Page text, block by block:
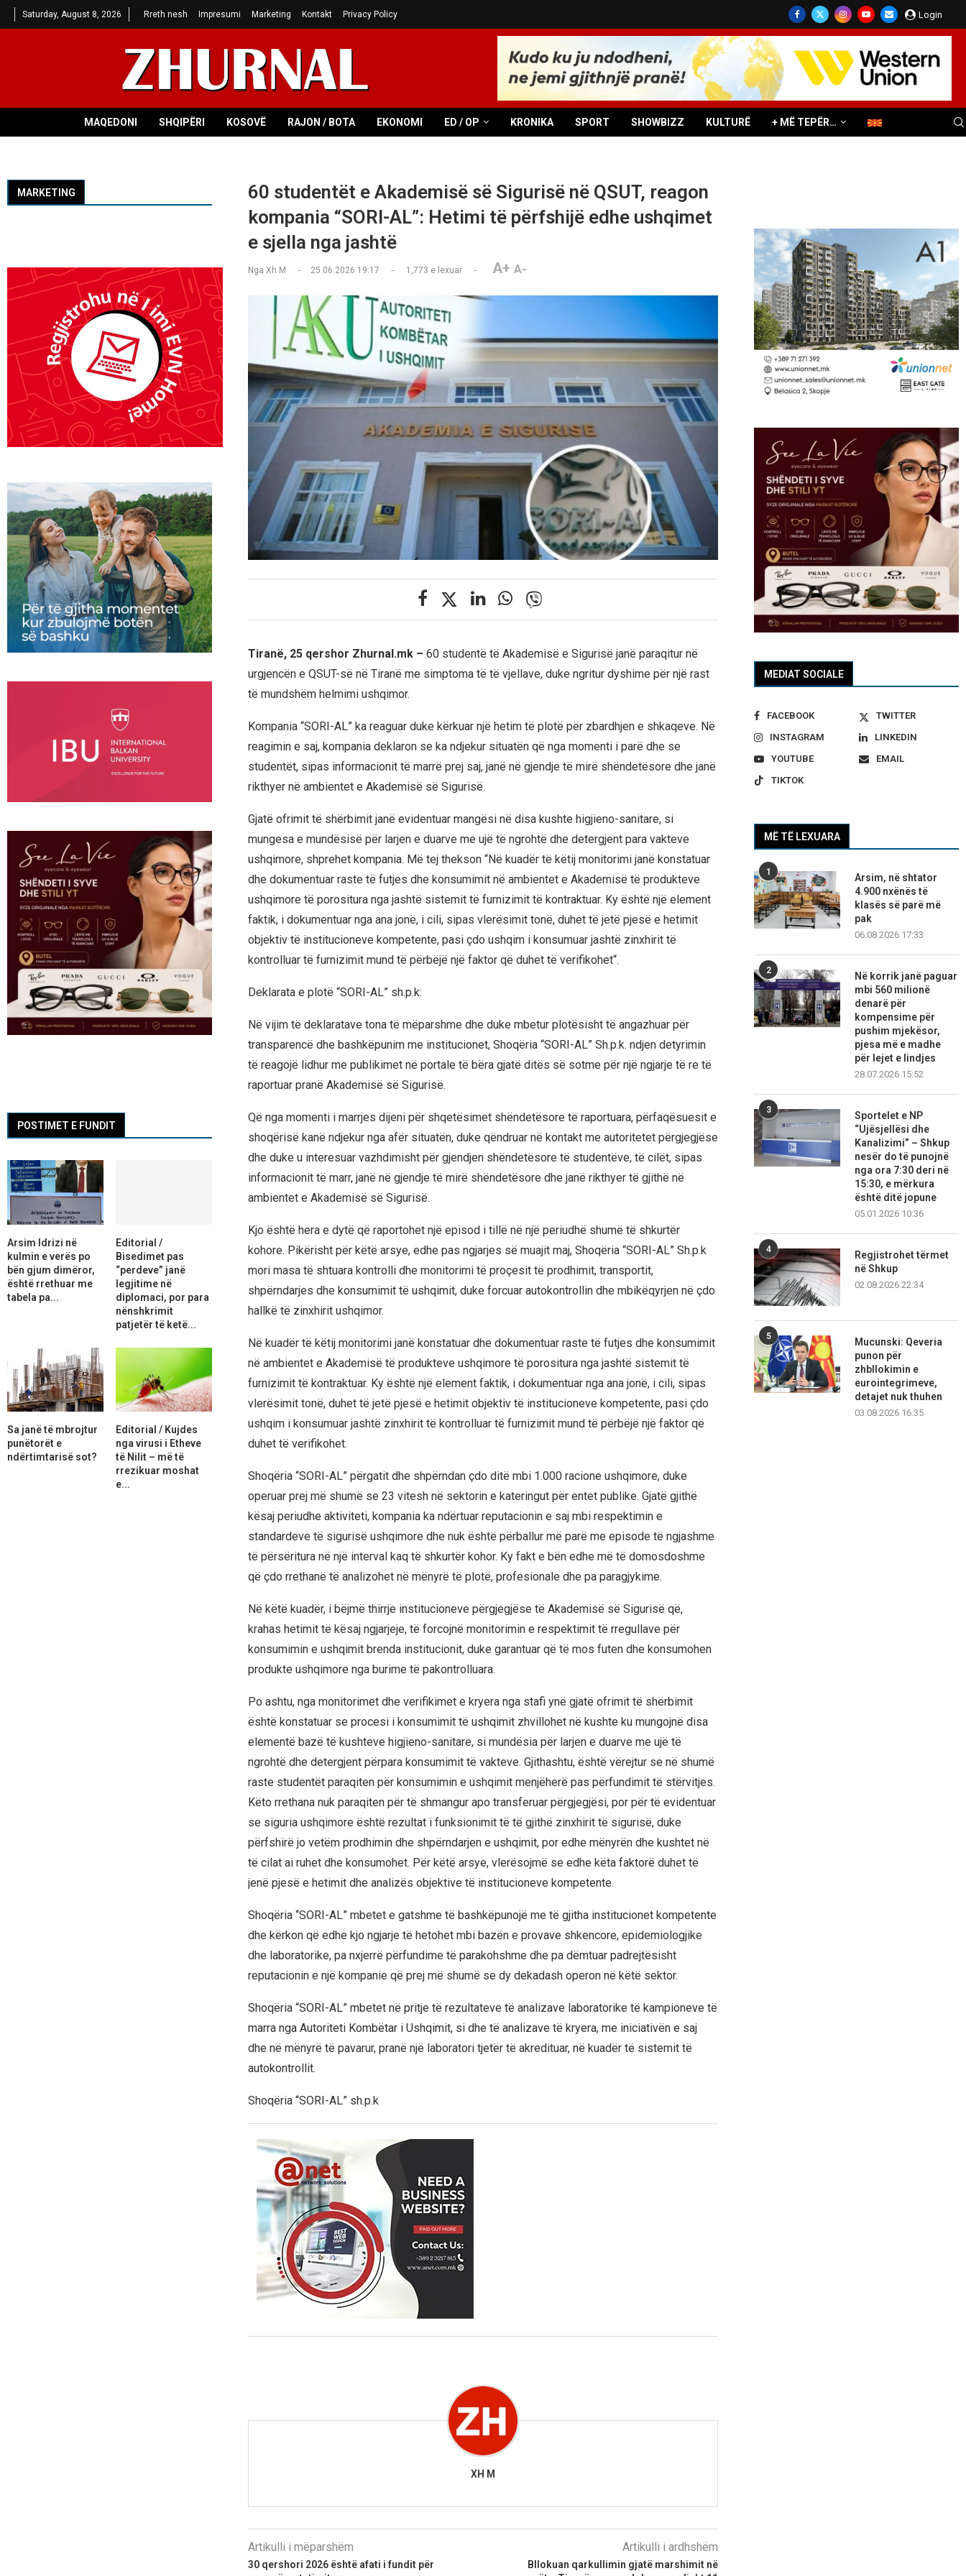
Saturday, August 8, 2026 Rreth nesh Impresumi Marketing Kontakt Privacy Policy Login
MAQEDONI SHQIPËRI KOSOVË RAJON / BOTA EKONOMI ED / OP KRONIKA SPORT SHOWBIZZ KULTURË + MË TEPËR…
60 studentët e Akademisë së Sigurisë në QSUT, reagon
kompania “SORI-AL”: Hetimi të përfshijë edhe ushqimet
e sjella nga jashtë
Nga Xh M 25.06.2026 19:17 1,773 e lexuar A+ A-
Tiranë, 25 qershor Zhurnal.mk – 60 studentë të Akademisë e Sigurisë janë paraqitur në
urgjencën e QSUT-së në Tiranë me simptoma të të vjellave, duke ngritur dyshime për një rast
të mundshëm helmimi ushqimor.
Kompania “SORI-AL” ka reaguar duke kërkuar një hetim të plotë për zbardhjen e shkaqeve. Në
reagimin e saj, kompania deklaron se ka ndjekur situatën që nga momenti i parë dhe se
studentët, sipas informacionit të marrë prej saj, janë në gjendje të mirë shëndetësore dhe janë
rikthyer në ambientet e Akademisë së Sigurisë.
Gjatë ofrimit të shërbimit janë evidentuar mangësi në disa kushte higjieno-sanitare, si
mungesa e mundësisë për larjen e duarve me ujë të ngrohtë dhe detergjent para vakteve
ushqimore, shprehet kompania. Më tej thekson “Në kuadër të këtij monitorimi janë konstatuar
dhe dokumentuar raste të futjes dhe konsumimit në ambientet e Akademisë të produkteve
ushqimore të porositura nga jashtë sistemit të furnizimit të kontraktuar. Ky është një element
faktik, i dokumentuar nga ana jonë, i cili, sipas vlerësimit tonë, duhet të jetë pjesë e hetimit
objektiv të institucioneve kompetente, pasi çdo ushqim i konsumuar jashtë zinxhirit të
kontrolluar të furnizimit mund të përbëjë një faktor që duhet të verifikohet“.
Deklarata e plotë “SORI-AL” sh.p.k:
Në vijim të deklaratave tona të mëparshme dhe duke mbetur plotësisht të angazhuar për
transparencë dhe bashkëpunim me institucionet, Shoqëria “SORI-AL” Sh.p.k. ndjen detyrimin
të reagojë lidhur me publikimet në portale të bëra gjatë ditës së sotme për një ngjarje të re të
raportuar pranë Akademisë së Sigurisë.
Që nga momenti i marrjes dijeni për shqetësimet shëndetësore të raportuara, përfaqësuesit e
shoqërisë kanë ndjekur nga afër situatën, duke qëndruar në kontakt me autoritetet përgjegjëse
dhe duke u interesuar vazhdimisht për gjendjen shëndetësore të studentëve, të cilët, sipas
informacionit të marr, janë në gjendje të mirë shëndetësore dhe janë rikthyer të gjithë në
ambientet e Akademisë së Sigurisë.
Kjo është hera e dytë që raportohet një episod i tillë në një periudhë shumë të shkurtër
kohore. Pikërisht për këtë arsye, edhe pas ngjarjes së muajit maj, Shoqëria “SORI-AL” Sh.p.k
mori masa të shtuara kontrolli dhe monitorimi të proçesit të prodhimit, transportit,
shpërndarjes dhe konsumimit të ushqimit, duke forcuar autokontrollin dhe mbikëqyrjen në çdo
hallkë të zinxhirit ushqimor.
Në kuadër të këtij monitorimi janë konstatuar dhe dokumentuar raste të futjes dhe konsumimit
në ambientet e Akademisë të produkteve ushqimore të porositura nga jashtë sistemit të
furnizimit të kontraktuar. Ky është një element faktik, i dokumentuar nga ana jonë, i cili, sipas
vlerësimit tonë, duhet të jetë pjesë e hetimit objektiv të institucioneve kompetente, pasi çdo
ushqim i konsumuar jashtë zinxhirit të kontrolluar të furnizimit mund të përbëjë një faktor që
duhet të verifikohet.
Shoqëria “SORI-AL” përgatit dhe shpërndan çdo ditë mbi 1.000 racione ushqimore, duke
operuar prej më shumë se 23 vitesh në sektorin e kateringut për entet publike. Gjatë gjithë
kësaj periudhe aktiviteti, kompania ka ndërtuar reputacionin e saj mbi respektimin e
standardeve të sigurisë ushqimore dhe nuk është përballur më parë me episode të ngjashme
të përsëritura në një interval kaq të shkurtër kohor. Ky fakt e bën edhe më të domosdoshme
që çdo rrethanë të analizohet në mënyrë të plotë, profesionale dhe pa paragjykime.
Në këtë kuadër, i bëjmë thirrje institucioneve përgjegjëse të Akademisë së Sigurisë që,
krahas hetimit të kësaj ngjarjeje, të forcojnë monitorimin e respektimit të rregullave për
konsumimin e ushqimit brenda institucionit, duke garantuar që të mos futen dhe konsumohen
produkte ushqimore nga burime të pakontrolluara.
Po ashtu, nga monitorimet dhe verifikimet e kryera nga stafi ynë gjatë ofrimit të shërbimit
është konstatuar se procesi i konsumimit të ushqimit zhvillohet në kushte ku mungojnë disa
elementë bazë të kushteve higjieno-sanitare, si mundësia për larjen e duarve me ujë të
ngrohtë dhe detergjent përpara konsumimit të vakteve. Gjithashtu, është vërejtur se në shumë
raste studentët paraqiten për konsumimin e ushqimit menjëherë pas përfundimit të stërvitjes.
Këto rrethana nuk paraqiten për të shmangur apo transferuar përgjegjësi, por për të evidentuar
se siguria ushqimore është rezultat i funksionimit të të gjithë zinxhirit të sigurisë, duke
përfshirë jo vetëm prodhimin dhe shpërndarjen e ushqimit, por edhe mënyrën dhe kushtet në
të cilat ai ruhet dhe konsumohet. Për këtë arsye, vlerësojmë se edhe këta faktorë duhet të
jenë pjesë e hetimit dhe analizës objektive të institucioneve kompetente.
Shoqëria “SORI-AL” mbetet e gatshme të bashkëpunojë me të gjitha institucionet kompetente
dhe kërkon që edhe kjo ngjarje të hetohet mbi bazën e provave shkencore, epidemiologjike
dhe laboratorike, pa nxjerrë përfundime të parakohshme dhe pa dëmtuar padrejtësisht
reputacionin e një kompanie që prej më shumë se dy dekadash operon në këtë sektor.
Shoqëria “SORI-AL” mbetet në pritje të rezultateve të analizave laboratorike të kampioneve të
marra nga Autoriteti Kombëtar i Ushqimit, si dhe të analizave të kryera, me iniciativën e saj
dhe në mënyrë të pavarur, pranë një laboratori tjetër të akredituar, në kuadër të sistemit të
autokontrollit.
Shoqëria “SORI-AL” sh.p.k
XH M
Artikulli i mëparshëm
30 qershori 2026 është afati i fundit për
Artikulli i ardhshëm
Bllokuan qarkullimin gjatë marshimit në
MEDIAT SOCIALE
FACEBOOK
TWITTER
INSTAGRAM
LINKEDIN
YOUTUBE
EMAIL
TIKTOK
MË TË LEXUARA
1
Arsim, në shtator
4.900 nxënës të
klasës së parë më
pak
06.08.2026 17:33
2
Në korrik janë paguar
mbi 560 milionë
denarë për
kompensime për
pushim mjekësor,
pjesa më e madhe
për lejet e lindjes
28.07.2026 15:52
3
Sportelet e NP
“Ujësjellësi dhe
Kanalizimi” – Shkup
nesër do të punojnë
nga ora 7:30 deri në
15:30, e mërkura
është ditë jopune
05.01.2026 10:36
4
Regjistrohet tërmet
në Shkup
02.08.2026 22:34
5
Mucunski: Qeveria
punon për
zhbllokimin e
eurointegrimeve,
detajet nuk thuhen
03.08.2026 16:35
MARKETING
POSTIMET E FUNDIT
Arsim Idrizi në
kulmin e verës po
bën gjum dimëror,
është rrethuar me
tabela pa...
Editorial /
Bisedimet pas
“perdeve” janë
legjitime në
diplomaci, por para
nënshkrimit
patjetër të ketë...
Sa janë të mbrojtur
punëtorët e
ndërtimtarisë sot?
Editorial / Kujdes
nga virusi i Etheve
të Nilit – më të
rrezikuar moshat
e...